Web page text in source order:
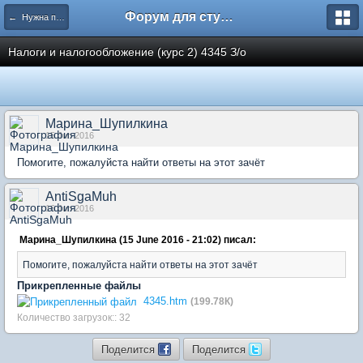
← Нужна помощь Форум для студента СГА
Налоги и налогообложение (курс 2) 4345 З/о
Марина_Шупилкина
15 Jun 2016
Помогите, пожалуйста найти ответы на этот зачёт
AntiSgaMuh
16 Jun 2016
Марина_Шупилкина (15 June 2016 - 21:02) писал:
Помогите, пожалуйста найти ответы на этот зачёт
Прикрепленные файлы
4345.htm (199.78К)
Количество загрузок:: 32
Поделится Поделится